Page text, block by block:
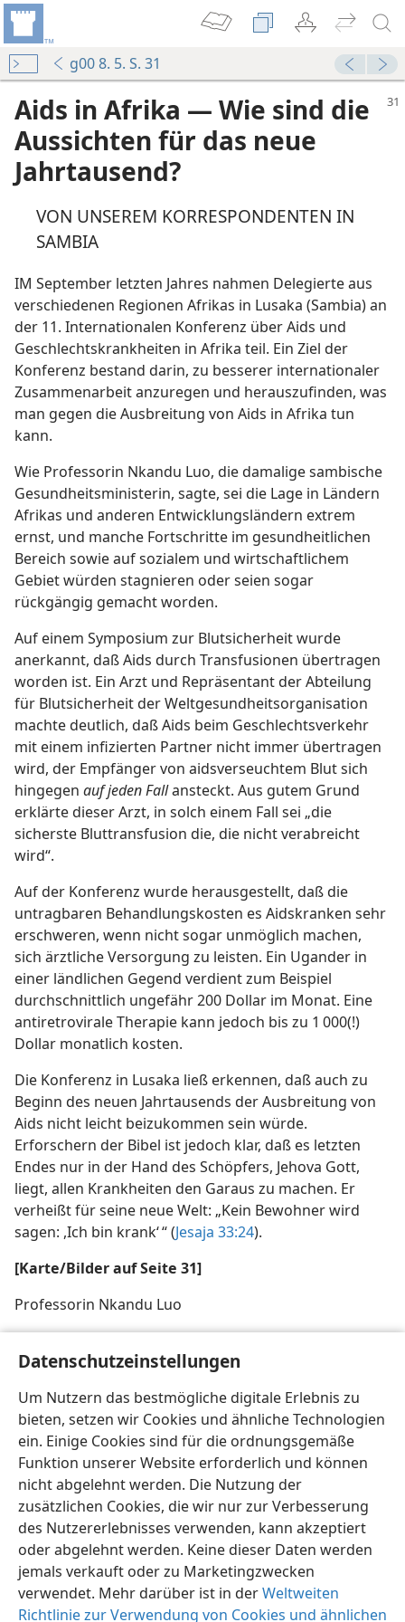
Datenschutzeinstellungen
Um Nutzern das bestmögliche digitale Erlebnis zu
bieten, setzen wir Cookies und ähnliche Technologien
ein. Einige Cookies sind für die ordnungsgemäße
Funktion unserer Website erforderlich und können
nicht abgelehnt werden. Die Nutzung der
zusätzlichen Cookies, die wir nur zur Verbesserung
des Nutzererlebnisses verwenden, kann akzeptiert
oder abgelehnt werden. Keine dieser Daten werden
jemals verkauft oder zu Marketingzwecken
verwendet. Mehr darüber ist in derWeltweiten
Richtlinie zur Verwendung von Cookies und ähnlichen
g00 8. 5. S. 31
Aids in Afrika — Wie sind die
Aussichten für das neue
Jahrtausend?
VON UNSEREM KORRESPONDENTEN IN
SAMBIA
IM September letzten Jahres nahmen Delegierte aus
verschiedenen Regionen Afrikas in Lusaka (Sambia) an
der 11. Internationalen Konferenz über Aids und
Geschlechtskrankheiten in Afrika teil. Ein Ziel der
Konferenz bestand darin, zu besserer internationaler
Zusammenarbeit anzuregen und herauszufinden, was
man gegen die Ausbreitung von Aids in Afrika tun
kann.
Wie Professorin Nkandu Luo, die damalige sambische
Gesundheitsministerin, sagte, sei die Lage in Ländern
Afrikas und anderen Entwicklungsländern extrem
ernst, und manche Fortschritte im gesundheitlichen
Bereich sowie auf sozialem und wirtschaftlichem
Gebiet würden stagnieren oder seien sogar
rückgängig gemacht worden.
Auf einem Symposium zur Blutsicherheit wurde
anerkannt, daß Aids durch Transfusionen übertragen
worden ist. Ein Arzt und Repräsentant der Abteilung
für Blutsicherheit der Weltgesundheitsorganisation
machte deutlich, daß Aids beim Geschlechtsverkehr
mit einem infizierten Partner nicht immer übertragen
wird, der Empfänger von aidsverseuchtem Blut sich
hingegen auf jeden Fallansteckt. Aus gutem Grund
erklärte dieser Arzt, in solch einem Fall sei „die
sicherste Bluttransfusion die, die nicht verabreicht
wird“.
Auf der Konferenz wurde herausgestellt, daß die
untragbaren Behandlungskosten es Aidskranken sehr
erschweren, wenn nicht sogar unmöglich machen,
sich ärztliche Versorgung zu leisten. Ein Ugander in
einer ländlichen Gegend verdient zum Beispiel
durchschnittlich ungefähr 200 Dollar im Monat. Eine
antiretrovirale Therapie kann jedoch bis zu 1 000(!)
Dollar monatlich kosten.
Die Konferenz in Lusaka ließ erkennen, daß auch zu
Beginn des neuen Jahrtausends der Ausbreitung von
Aids nicht leicht beizukommen sein würde.
Erforschern der Bibel ist jedoch klar, daß es letzten
Endes nur in der Hand des Schöpfers, Jehova Gott,
liegt, allen Krankheiten den Garaus zu machen. Er
verheißt für seine neue Welt: „Kein Bewohner wird
sagen: ,Ich bin krank‘ “ (Jesaja 33:24).
[Karte/Bilder auf Seite 31]
Professorin Nkandu Luo
Photograph by permission of E. Mwanaleza, Times of
Zambia
Deutsch Teilen Einstellungen
Copyright© 2026 Watch Tower Bible and Tract Society of Pennsylvania
Nutzungsbedingungen
Datenschutzerklärung
Datenschutzeinstellungen
JW.ORG